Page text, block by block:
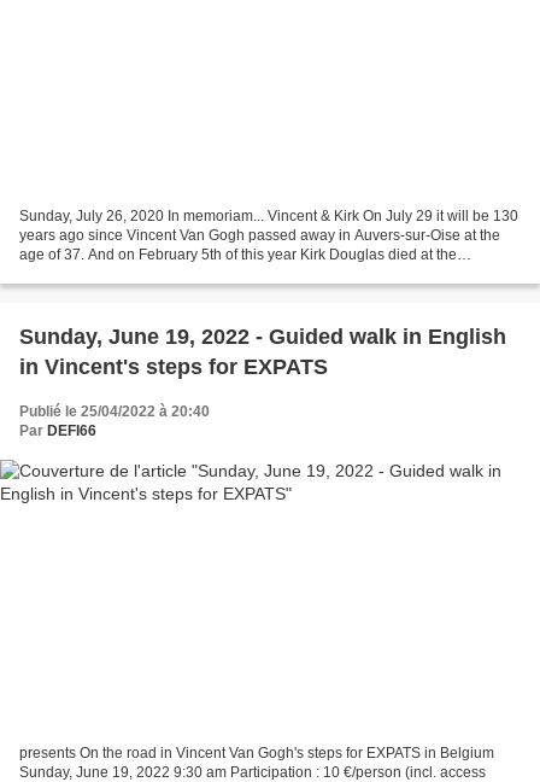
Sunday, July 26, 2020 In memoriam... Vincent & Kirk On July 29 it will be 130
years ago since Vincent Van Gogh passed away in Auvers-sur-Oise at the
age of 37. And on February 5th of this year Kirk Douglas died at the
Sunday, June 19, 2022 - Guided walk in English
in Vincent's steps for EXPATS
Publié le 25/04/2022 à 20:40
Par DEFI66
presents On the road in Vincent Van Gogh's steps for EXPATS in Belgium
Sunday, June 19, 2022 9:30 am Participation : 10 €/person (incl. access